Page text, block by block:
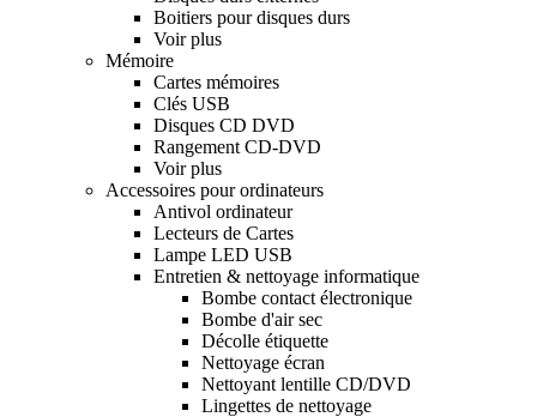
Boitiers pour disques durs
Voir plus
Mémoire
Cartes mémoires
Clés USB
Disques CD DVD
Rangement CD-DVD
Voir plus
Accessoires pour ordinateurs
Antivol ordinateur
Lecteurs de Cartes
Lampe LED USB
Entretien & nettoyage informatique
Bombe contact électronique
Bombe d'air sec
Décolle étiquette
Nettoyage écran
Nettoyant lentille CD/DVD
Lingettes de nettoyage